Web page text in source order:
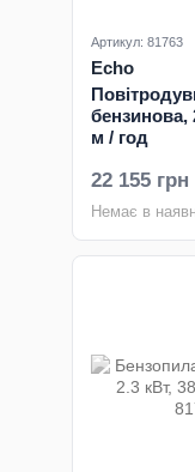
Артикул: 81763
Echo
бензинова,
м / год
22 155 грн
Немає в